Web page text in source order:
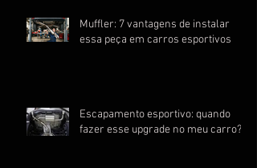
Muffler: 7 vantagens de instalar
essa peça em carros esportivos
Escapamento esportivo: quando
fazer esse upgrade no meu carro?